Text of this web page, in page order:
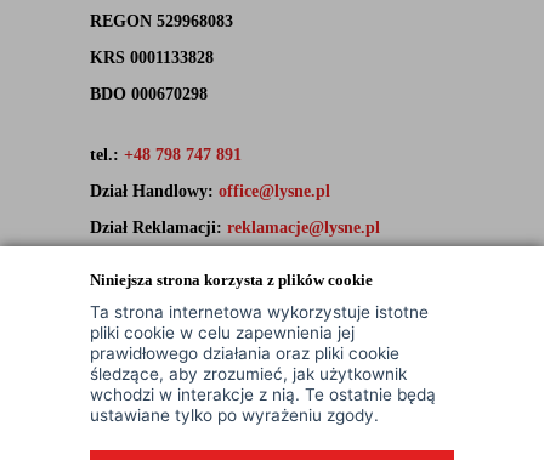
Niniejsza strona korzysta z plików cookie
Ta strona internetowa wykorzystuje istotne
pliki cookie w celu zapewnienia jej
prawidłowego działania oraz pliki cookie
śledzące, aby zrozumieć, jak użytkownik
wchodzi w interakcje z nią. Te ostatnie będą
ustawiane tylko po wyrażeniu zgody.
REGON 529968083
KRS 0001133828
BDO 000670298
tel.: +48 798 747 891
Dział Handlowy: office@lysne.pl
Dział Reklamacji: reklamacje@lysne.pl